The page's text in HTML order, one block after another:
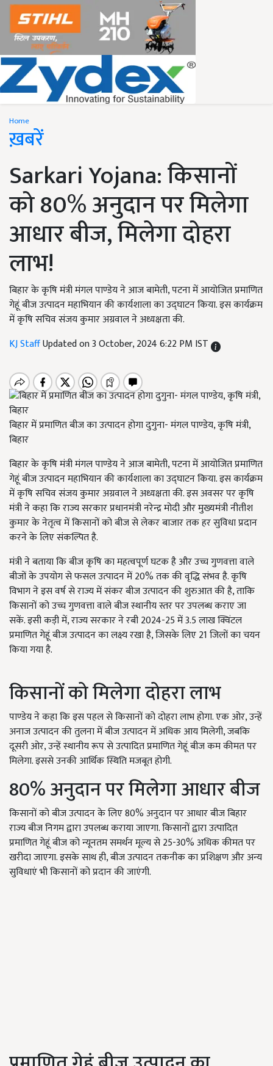
Home
ख़बरें
Sarkari Yojana: किसानों
को 80% अनुदान पर मिलेगा
आधार बीज, मिलेगा दोहरा
लाभ!
बिहार के कृषि मंत्री मंगल पाण्डेय ने आज बामेती, पटना में आयोजित प्रमाणित
गेहूं बीज उत्पादन महाभियान की कार्यशाला का उद्घाटन किया. इस कार्यक्रम
में कृषि सचिव संजय कुमार अग्रवाल ने अध्यक्षता की.
KJ StaffUpdated on 3 October, 2024 6:22 PM IST
बिहार में प्रमाणित बीज का उत्पादन होगा दुगुना- मंगल पाण्डेय, कृषि मंत्री,
बिहार
बिहार के कृषि मंत्री मंगल पाण्डेय ने आज बामेती, पटना में आयोजित प्रमाणित
गेहूं बीज उत्पादन महाभियान की कार्यशाला का उद्घाटन किया. इस कार्यक्रम
में कृषि सचिव संजय कुमार अग्रवाल ने अध्यक्षता की. इस अवसर पर कृषि
मंत्री ने कहा कि राज्य सरकार प्रधानमंत्री नरेन्द्र मोदी और मुख्यमंत्री नीतीश
कुमार के नेतृत्व में किसानों को बीज से लेकर बाजार तक हर सुविधा प्रदान
करने के लिए संकल्पित है.
मंत्री ने बताया कि बीज कृषि का महत्वपूर्ण घटक है और उच्च गुणवत्ता वाले
बीजों के उपयोग से फसल उत्पादन में 20% तक की वृद्धि संभव है. कृषि
विभाग ने इस वर्ष से राज्य में संकर बीज उत्पादन की शुरुआत की है, ताकि
किसानों को उच्च गुणवत्ता वाले बीज स्थानीय स्तर पर उपलब्ध कराए जा
सकें. इसी कड़ी में, राज्य सरकार ने रबी 2024-25 में 3.5 लाख क्विंटल
प्रमाणित गेहूं बीज उत्पादन का लक्ष्य रखा है, जिसके लिए 21 जिलों का चयन
किया गया है.
किसानों को मिलेगा दोहरा लाभ
पाण्डेय ने कहा कि इस पहल से किसानों को दोहरा लाभ होगा. एक ओर, उन्हें
अनाज उत्पादन की तुलना में बीज उत्पादन में अधिक आय मिलेगी, जबकि
दूसरी ओर, उन्हें स्थानीय रूप से उत्पादित प्रमाणित गेहूं बीज कम कीमत पर
मिलेगा. इससे उनकी आर्थिक स्थिति मजबूत होगी.
80% अनुदान पर मिलेगा आधार बीज
किसानों को बीज उत्पादन के लिए 80% अनुदान पर आधार बीज बिहार
राज्य बीज निगम द्वारा उपलब्ध कराया जाएगा. किसानों द्वारा उत्पादित
प्रमाणित गेहूं बीज को न्यूनतम समर्थन मूल्य से 25-30% अधिक कीमत पर
खरीदा जाएगा. इसके साथ ही, बीज उत्पादन तकनीक का प्रशिक्षण और अन्य
सुविधाएं भी किसानों को प्रदान की जाएंगी.